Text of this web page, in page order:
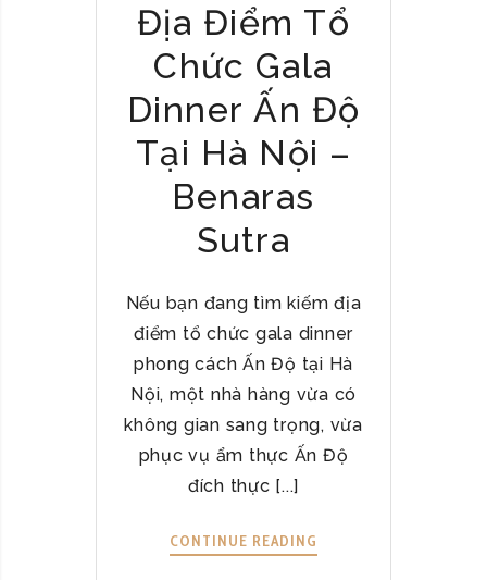
Địa Điểm Tổ
Chức Gala
Dinner Ấn Độ
Tại Hà Nội –
Benaras
Sutra
Nếu bạn đang tìm kiếm địa
điểm tổ chức gala dinner
phong cách Ấn Độ tại Hà
Nội, một nhà hàng vừa có
không gian sang trọng, vừa
phục vụ ẩm thực Ấn Độ
đích thực [...]
CONTINUE READING